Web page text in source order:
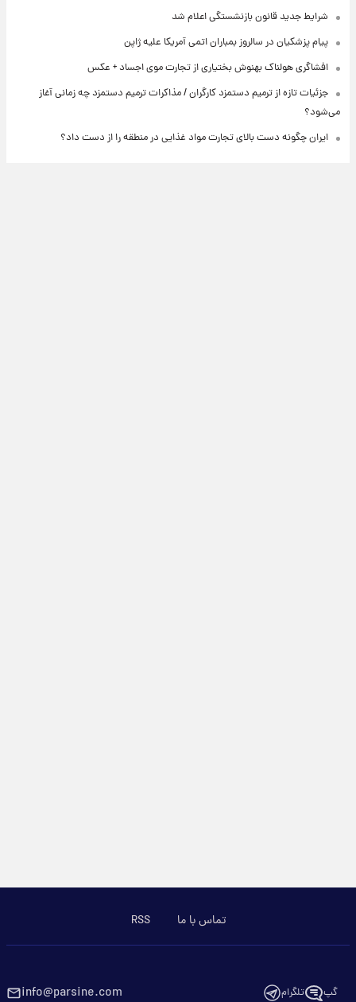
شرایط جدید قانون بازنشستگی اعلام شد
پیام پزشکیان در سالروز بمباران اتمی آمریکا علیه ژاپن
افشاگری هولناک بهنوش بختیاری از تجارت موی اجساد + عکس
جزئیات تازه از ترمیم دستمزد کارگران / مذاکرات ترمیم دستمزد چه زمانی آغاز
می‌شود؟
ایران چگونه دست بالای تجارت مواد غذایی در منطقه را از دست داد؟
تماس با ما RSS
گپ تلگرام info@parsine.com